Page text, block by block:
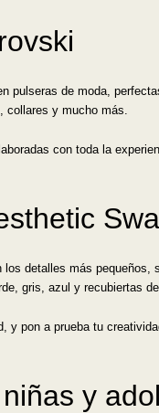
pulseras de moda,
y mucho más.
con toda la
detalles más
gris, azul y recubiertas
y pon a prueba tu
y